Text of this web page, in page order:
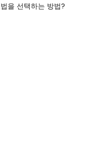
을 선택하는 방법?